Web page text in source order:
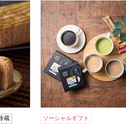
鹿 半棹 1本【年間ギフト】
蔵
ドトールコーヒー ドリ
ソーシャルギフト